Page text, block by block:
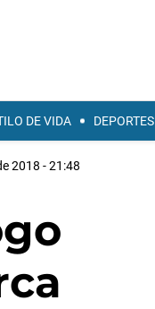
DE VIDA DEPORTES
2018 - 21:48